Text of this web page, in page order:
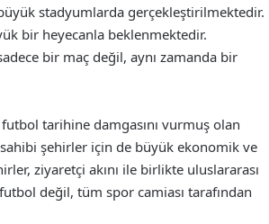
stadyumlarda gerçekleştirilmektedir.
bir heyecanla beklenmektedir.
bir maç değil, aynı zamanda bir
futbol tarihine damgasını vurmuş olan
şehirler için de büyük ekonomik ve
ziyaretçi akını ile birlikte uluslararası
değil, tüm spor camiası tarafından